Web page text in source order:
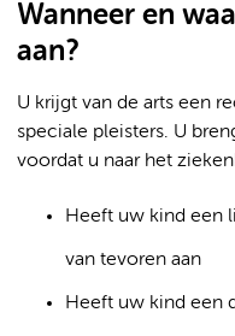
Wanneer en
aan?
U krijgt van de arts een
speciale pleisters. U
voordat u naar het
Heeft uw kind een
van tevoren aan
Heeft uw kind een